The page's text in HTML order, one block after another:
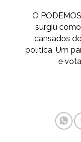
O
surgiu
cansados
política. Um
e